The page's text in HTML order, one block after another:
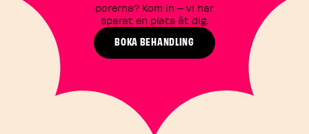
porerna? Kom in – vi har
sparat en plats åt dig.
BOKA BEHANDLING